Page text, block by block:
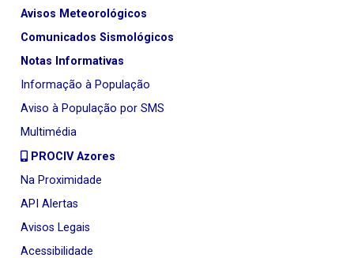
Avisos Meteorológicos
Comunicados Sismológicos
Notas Informativas
Informação à População
Aviso à População por SMS
Multimédia
PROCIV Azores
Na Proximidade
API Alertas
Avisos Legais
Acessibilidade